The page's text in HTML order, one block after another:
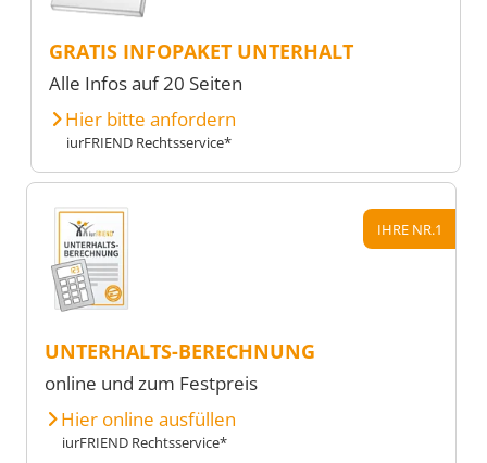
GRATIS INFOPAKET UNTERHALT
Alle Infos auf 20 Seiten
Hier bitte anfordern
iurFRIEND Rechtsservice*
IHRE NR.1
UNTERHALTS-BERECHNUNG
online und zum Festpreis
Hier online ausfüllen
iurFRIEND Rechtsservice*